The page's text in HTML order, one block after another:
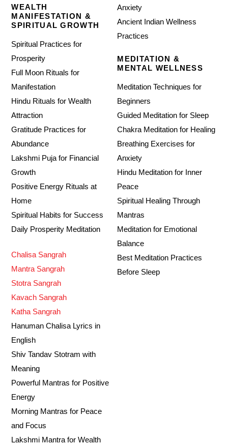
WEALTH
MANIFESTATION &
SPIRITUAL GROWTH
Spiritual Practices for
Prosperity
Full Moon Rituals for
Manifestation
Hindu Rituals for Wealth
Attraction
Gratitude Practices for
Abundance
Lakshmi Puja for Financial
Growth
Positive Energy Rituals at
Home
Spiritual Habits for Success
Daily Prosperity Meditation
Chalisa Sangrah
Mantra Sangrah
Stotra Sangrah
Kavach Sangrah
Katha Sangrah
Hanuman Chalisa Lyrics in
English
Shiv Tandav Stotram with
Meaning
Powerful Mantras for Positive
Energy
Morning Mantras for Peace
and Focus
Lakshmi Mantra for Wealth
Anxiety
Ancient Indian Wellness
Practices
MEDITATION &
MENTAL WELLNESS
Meditation Techniques for
Beginners
Guided Meditation for Sleep
Chakra Meditation for Healing
Breathing Exercises for
Anxiety
Hindu Meditation for Inner
Peace
Spiritual Healing Through
Mantras
Meditation for Emotional
Balance
Best Meditation Practices
Before Sleep